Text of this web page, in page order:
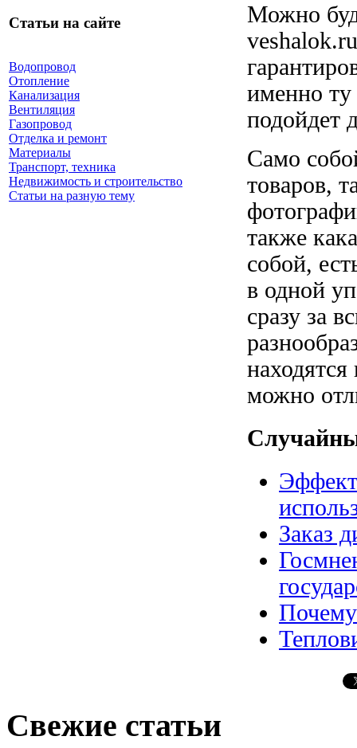
Статьи на сайте
Водопровод
Отопление
Канализация
Вентиляция
Газопровод
Отделка и ремонт
Материалы
Транспорт, техника
Недвижимость и строительство
Статьи на разную тему
Можно
именно ту
подойдет
Само
товаров,
также
собой,
в одной
сразу за
можно
Заказ
Свежие статьи